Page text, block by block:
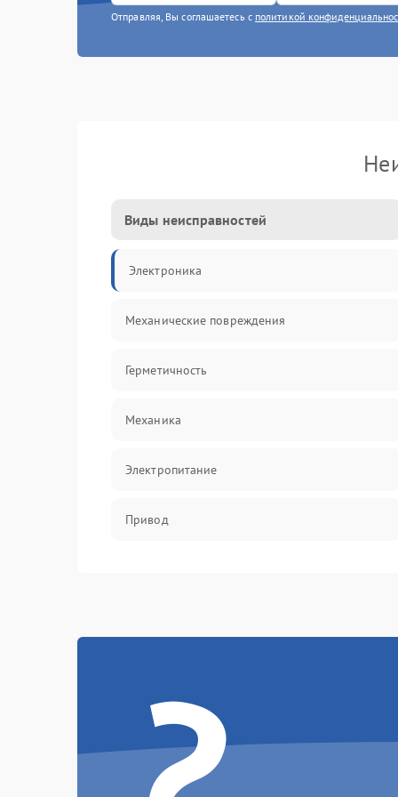
Отправляя, Вы соглашаетесь с политикой
Виды неисправностей
Электроника
Механические повреждения
Герметичность
Механика
Электропитание
Привод